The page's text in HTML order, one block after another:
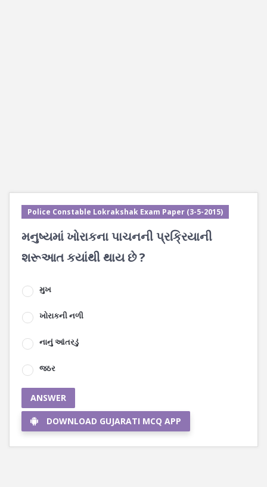
Police Constable Lokrakshak Exam Paper (3-5-2015)
મનુષ્યમાં ખોરાકના પાચનની પ્રક્રિયાની
શરૂઆત કયાંથી થાય છે ?
મુખ
ખોરાકની નળી
નાનું આંતરડું
જઠર
ANSWER
DOWNLOAD GUJARATI MCQ APP